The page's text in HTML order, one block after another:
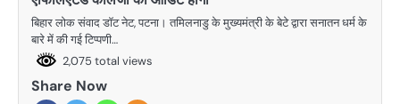
बिहार लोक संवाद डॉट नेट, पटना। तमिलनाडु के मुख्यमंत्री के बेटे द्वारा सनातन धर्म के
बारे में की गई टिप्पणी…
2,075 total views
Share Now